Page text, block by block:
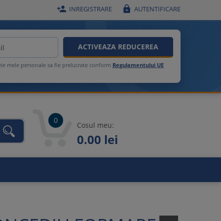
 INREGISTRARE  AUTENTIFICARE
ACTIVEAZA REDUCEREA
mele personale sa fie prelucrate conform Regulamentului UE
0
Cosul meu:
0.00 lei